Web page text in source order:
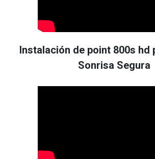
Instalación de point 800s hd
Sonrisa Segura